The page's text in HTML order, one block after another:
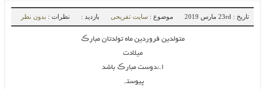
تاریخ : 23rd مارس 2019 موضوع : سایت تفریحی بازدید : نظرات : بدون نظر
متولدین فروردین ماه تولدتان مبارڪ
میلادت
اےدوست مبارڪ باشد
پیوستہ